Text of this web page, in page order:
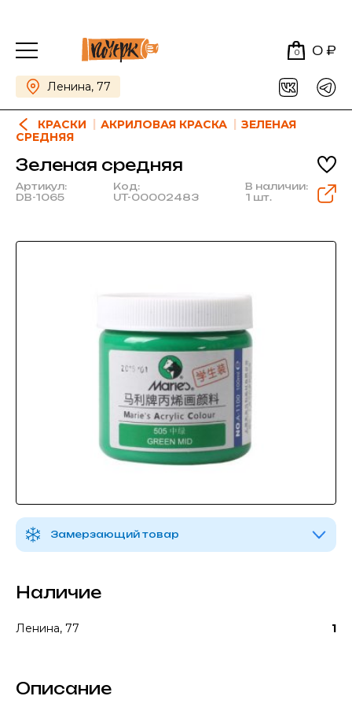
0 0 ₽
Ленина, 77
КРАСКИ АКРИЛОВАЯ КРАСКА
ЗЕЛЕНАЯ
СРЕДНЯЯ
Зеленая средняя
Артикул:
DB-1065
Код:
UT-00002483
В наличии:
1 шт.
Замерзающий товар
Наличие
Ленина, 77 1
Описание